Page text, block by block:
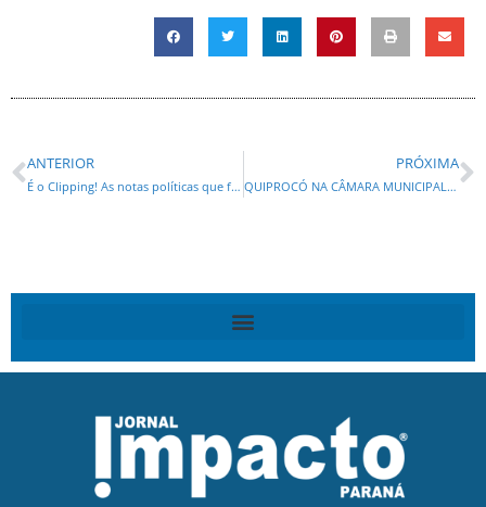
ANTERIOR
É o Clipping! As notas políticas que foram notícia nesta quinta feira (07) no Paraná e no Brasil!
PRÓXIMA
QUIPROCÓ NA CÂMARA MUNICIPAL COM AUDIÊNCIA PÚBLICA SOBRE DROGAS PODE OCASIONAR CASSAÇÃO DA VEREADORA DO PSOL